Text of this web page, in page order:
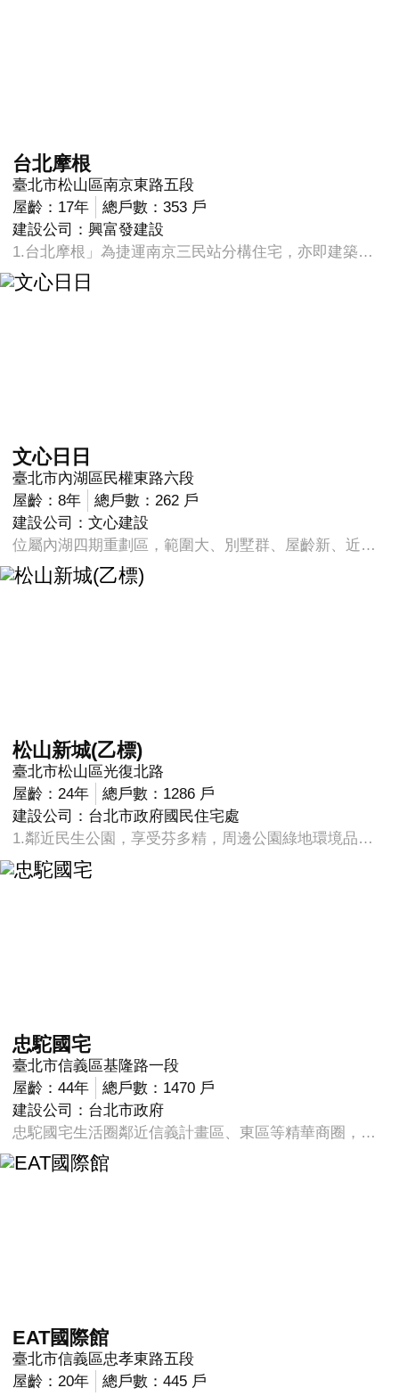
台北摩根
臺北市松山區南京東路五段
屋齡：17年
總戶數：353 戶
建設公司：興富發建設
1.台北摩根」為捷運南京三民站分構住宅，亦即建築物在捷運出口基地上，但與捷運設施結構分開獨立。 2.位在台北市南京東路五段、東興路口，周邊辦公大樓密集，市場、賣場和店家、餐廳林立，主幹道上有多線公車。有交通、生活機能成熟等優勢。
文心日日
臺北市內湖區民權東路六段
屋齡：8年
總戶數：262 戶
建設公司：文心建設
位屬內湖四期重劃區，範圍大、別墅群、屋齡新、近市區、平整地是本區的五大特色。近AIT美國在台協會新館，北邊緊鄰三軍總醫院、國防醫學院，南邊則是中山高速路，向東到民權隧道，向西到成功路二段一帶，由於屬於低密度用地，優質寬敞的環境吸引許多重視生活品質的客群入住。 鄰近帶狀公園，四期美式商圈，棋盤式巷道，電線桿地下化，四期千坪建案。近三高三快機能便利，機能完善，社區氛圍宛如國外生活。打開窗戶就是心曠神怡的遠山綠景，在家就像在度假。
松山新城(乙標)
臺北市松山區光復北路
屋齡：24年
總戶數：1286 戶
建設公司：台北市政府國民住宅處
1.鄰近民生公園，享受芬多精，周邊公園綠地環境品質優良。 2.鄰近捷運台北小巨蛋站。民生東路、南京東路上多線公車可通往各地及接駁，交通便利。 3.周邊有明星國中加持。介壽國中是台北市升學率數一數二的明星國中。
忠駝國宅
臺北市信義區基隆路一段
屋齡：44年
總戶數：1470 戶
建設公司：台北市政府
忠駝國宅生活圈鄰近信義計畫區、東區等精華商圈，生活機能成熟。光復南路421巷有光復市場可供採買，光復南路417巷內有不少餐廳，光復南路上則有多家連鎖速食店。仁愛路、信義路、基隆路、光復南路均為台北市主幹道，沿線均有多線公車行經，信義路上捷運信義線，仁愛路北側即為國父紀念館，佔地3.5萬坪，有大片空地與綠地可供休憩。 信義區三房有車位不到3000萬為最大特色 另外食衣住行育樂: 1.食因為鄰近世貿中心外國客戶許多因此這附近有許多異國料理 2.忠駝國宅離統領明耀商圈皆近各式服裝都有 3.每戶都格局方正採光佳另有車位可停 4.附近公車站牌林立又有信義捷運線 5.世貿中心就在附近每週都有不同的展覽可提高自己的世界觀
EAT國際館
臺北市信義區忠孝東路五段
屋齡：20年
總戶數：445 戶